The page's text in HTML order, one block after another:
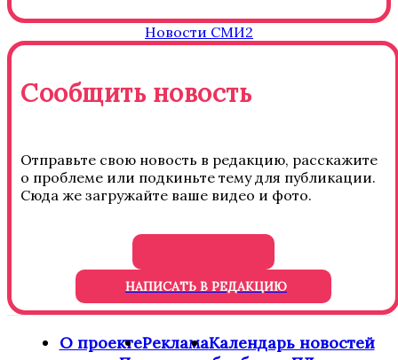
Новости СМИ2
Сообщить новость
Отправьте свою новость в редакцию, расскажите
о проблеме или подкиньте тему для публикации.
Сюда же загружайте ваше видео и фото.
НАПИСАТЬ В РЕДАКЦИЮ
О проектеРекламаКалендарь новостей